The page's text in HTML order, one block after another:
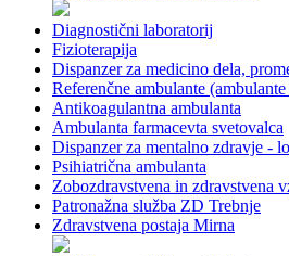
Diagnostični laboratorij
Fizioterapija
Dispanzer za medicino dela,
Referenčne ambulante
Antikoagulantna ambulanta
Ambulanta farmacevta svetovalca
Dispanzer za mentalno zdravje -
Psihiatrična ambulanta
Zobozdravstvena in zdravstvena
Patronažna služba ZD Trebnje
Zdravstvena postaja Mirna